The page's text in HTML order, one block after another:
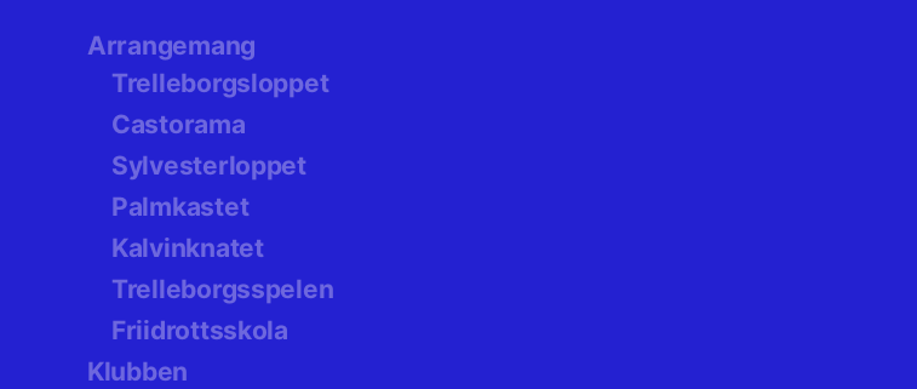
Arrangemang
Trelleborgsloppet
Castorama
Sylvesterloppet
Palmkastet
Kalvinknatet
Trelleborgsspelen
Friidrottsskola
Klubben